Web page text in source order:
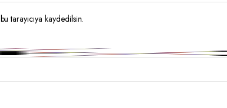
tarayıcıya kaydedilsin.